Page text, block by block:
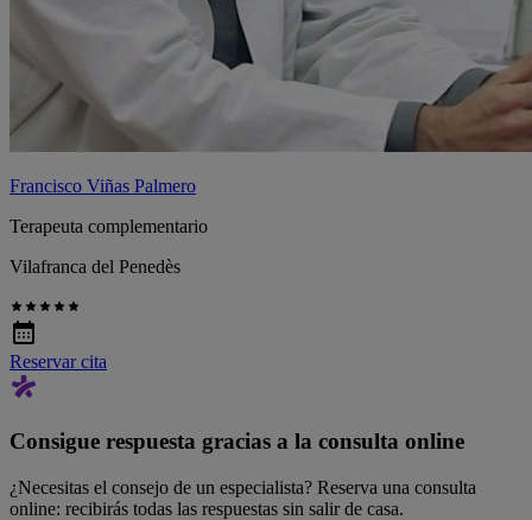
Francisco Viñas Palmero
Terapeuta complementario
Vilafranca del Penedès
Reservar cita
Consigue respuesta gracias a la consulta online
¿Necesitas el consejo de un especialista? Reserva una consulta
online: recibirás todas las respuestas sin salir de casa.